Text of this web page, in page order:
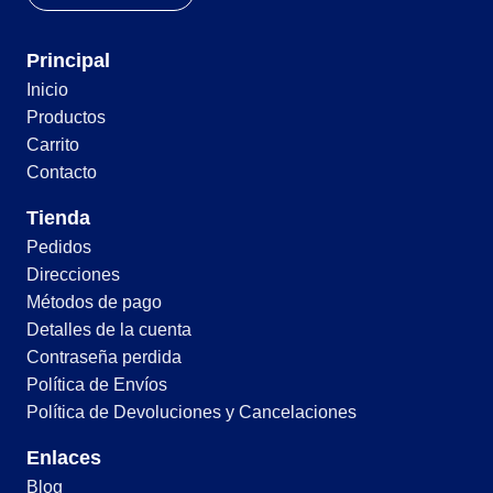
Principal
Inicio
Productos
Carrito
Contacto
Tienda
Pedidos
Direcciones
Métodos de pago
Detalles de la cuenta
Contraseña perdida
Política de Envíos
Política de Devoluciones y Cancelaciones
Enlaces
Blog